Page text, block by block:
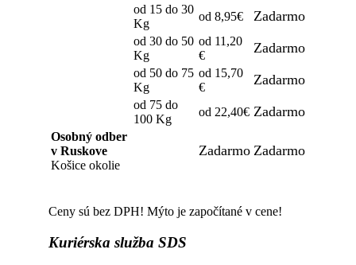
od 15 do 30
Kg
od 8,95€ Zadarmo
od 30 do 50
Kg
od 11,20
€
Zadarmo
od 50 do 75
Kg
od 15,70
€
Zadarmo
od 75 do
100 Kg
od 22,40€ Zadarmo
Osobný odber
v Ruskove
Košice okolie
Zadarmo Zadarmo
Ceny sú bez DPH! Mýto je započítané v cene!
Kuriérska služba SDS